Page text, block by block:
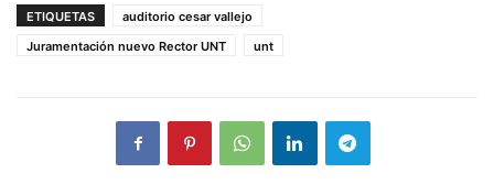
ETIQUETAS
auditorio cesar vallejo
Juramentación nuevo Rector UNT
unt